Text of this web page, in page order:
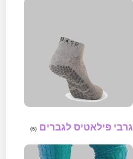
גרבי פילאטיס לגברים(5)